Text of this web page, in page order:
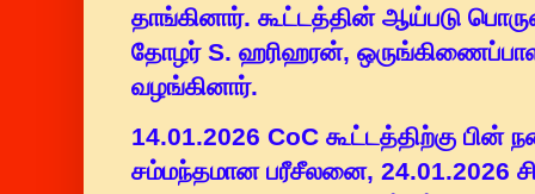
தாங்கினார். கூட்டத்தின் ஆய்படு
தோழர் S. ஹரிஹரன்,
வழங்கினார்.
14.01.2026 CoC கூட்டத்திற்கு
சம்மந்தமான பரீசீலனை, 24.01.2026